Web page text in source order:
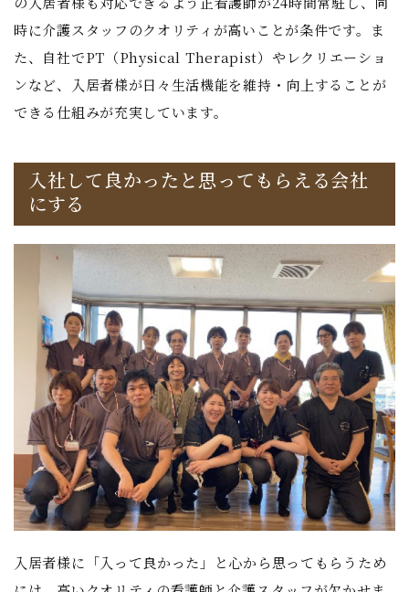
時に介護スタッフのクオリティが高いことが条件です。ま
た、自社でPT（Physical Therapist）やレクリエーショ
ンなど、入居者様が日々生活機能を維持・向上することが
できる仕組みが充実しています。
入社して良かったと思ってもらえる会社
にする
入居者様に「入って良かった」と心から思ってもらうため